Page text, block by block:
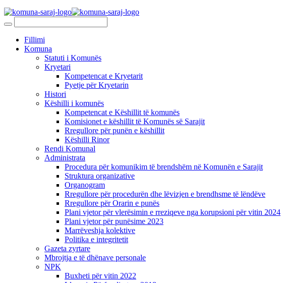
Fillimi
Komuna
Statuti i Komunës
Kryetari
Kompetencat e Kryetarit
Pyetje për Kryetarin
Histori
Këshilli i komunës
Kompetencat e Këshillit të komunës
Komisionet e këshillit të Komunës së Sarajit
Rregullore për punën e këshillit
Këshilli Rinor
Rendi Komunal
Administrata
Procedura për komunikim të brendshëm në Komunën e Sarajit
Struktura organizative
Organogram
Rregullore për procedurën dhe lëvizjen e brendhsme të lëndëve
Rregullore për Orarin e punës
Plani vjetor për vlerësimin e rreziqeve nga korupsioni për vitin 2024
Plani vjetor për punësime 2023
Marrëveshja kolektive
Politika e integritetit
Gazeta zyrtare
Mbrojtja e të dhënave personale
NPK
Buxheti për vitin 2022